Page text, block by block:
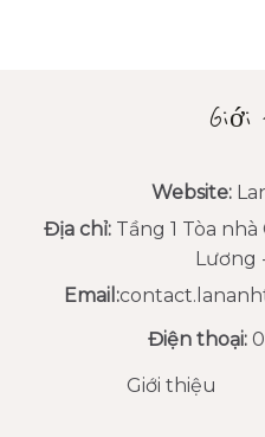
Giới
Website:
Địa chỉ: Tầng 1 Tòa
Lương
Email:
Điện thoại:
Giới thiệu